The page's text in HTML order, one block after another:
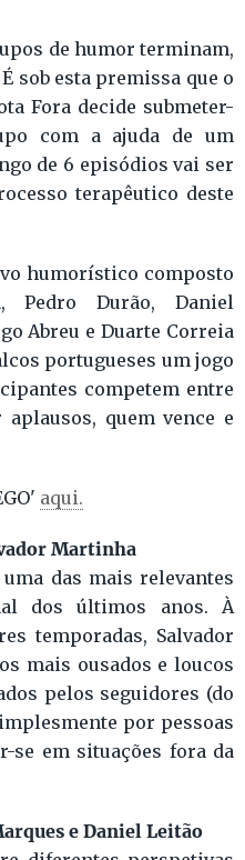
de humor terminam,
sob esta premissa que o
Fora decide submeter-
com a ajuda de um
de 6 episódios vai ser
terapêutico deste
humorístico composto
Pedro Durão, Daniel
Abreu e Duarte Correia
portugueses um jogo
competem entre
quem vence e
aqui.
Martinha
das mais relevantes
dos últimos anos. À
temporadas, Salvador
mais ousados e loucos
pelos seguidores (do
por pessoas
se em situações fora da
e Daniel Leitão